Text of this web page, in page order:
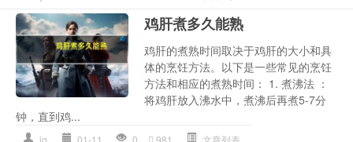
鸡肝煮多久能熟
鸡肝的煮熟时间取决于鸡肝的大小和具
体的烹饪方法。以下是一些常见的烹饪
方法和相应的煮熟时间： 1. 煮沸法 ：
将鸡肝放入沸水中，煮沸后再煮5-7分
钟，直到鸡...
jg 01-11 0 981 文章列表